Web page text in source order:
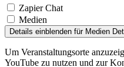
Zapier Chat
Medien
Details einblenden für Medien
Um Veranstaltungsorte
YouTube zu nutzen und zur